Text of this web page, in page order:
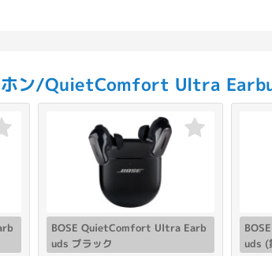
ホン/QuietComfort Ultra
BOSE QuietComfort Ultra Earb
uds ブラック uds (
製造、販売メーカーの絞り込み
SONY